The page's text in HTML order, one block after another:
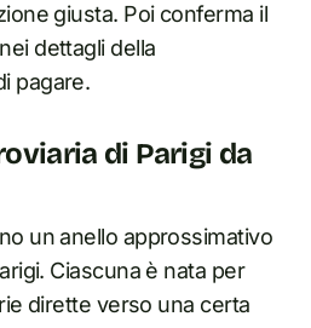
giusta. Poi conferma il
dettagli della
pagare.
di Parigi da
un anello approssimativo
Ciascuna è nata per
dirette verso una certa